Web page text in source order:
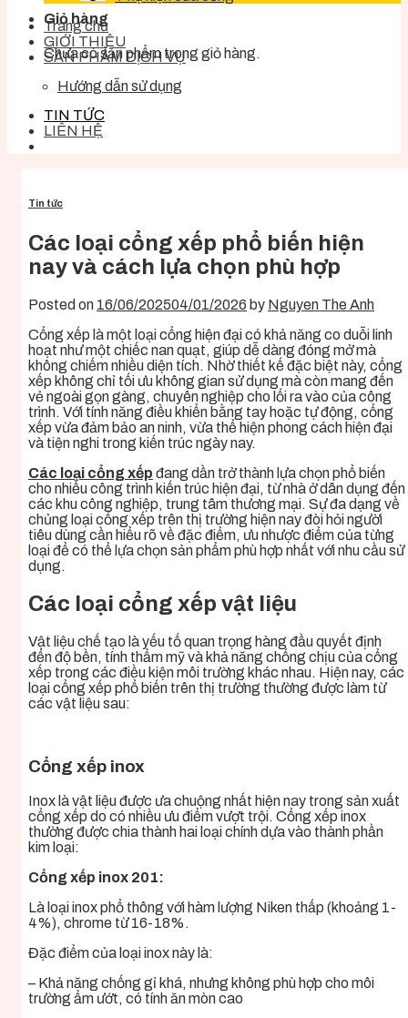
Giỏ hàng
Chưa có sản phẩm trong giỏ hàng.
Trang chủ
GIỚI THIỆU
SẢN PHẨM DỊCH VỤ
Hướng dẫn sử dụng
TIN TỨC
LIÊN HỆ
Tin tức
Các loại cổng xếp phổ biến hiện
nay và cách lựa chọn phù hợp
Posted on 16/06/202504/01/2026 by Nguyen The Anh
Cổng xếp là một loại cổng hiện đại có khả năng co duỗi linh
hoạt như một chiếc nan quạt, giúp dễ dàng đóng mở mà
không chiếm nhiều diện tích. Nhờ thiết kế đặc biệt này, cổng
xếp không chỉ tối ưu không gian sử dụng mà còn mang đến
vẻ ngoài gọn gàng, chuyên nghiệp cho lối ra vào của công
trình. Với tính năng điều khiển bằng tay hoặc tự động, cổng
xếp vừa đảm bảo an ninh, vừa thể hiện phong cách hiện đại
và tiện nghi trong kiến trúc ngày nay.
Các loại cổng xếp đang dần trở thành lựa chọn phổ biến
cho nhiều công trình kiến trúc hiện đại, từ nhà ở dân dụng đến
các khu công nghiệp, trung tâm thương mại. Sự đa dạng về
chủng loại cổng xếp trên thị trường hiện nay đòi hỏi người
tiêu dùng cần hiểu rõ về đặc điểm, ưu nhược điểm của từng
loại để có thể lựa chọn sản phẩm phù hợp nhất với nhu cầu sử
dụng.
Các loại cổng xếp vật liệu
Vật liệu chế tạo là yếu tố quan trọng hàng đầu quyết định
đến độ bền, tính thẩm mỹ và khả năng chống chịu của cổng
xếp trong các điều kiện môi trường khác nhau. Hiện nay, các
loại cổng xếp phổ biến trên thị trường thường được làm từ
các vật liệu sau:
Cổng xếp inox
Inox là vật liệu được ưa chuộng nhất hiện nay trong sản xuất
cổng xếp do có nhiều ưu điểm vượt trội. Cổng xếp inox
thường được chia thành hai loại chính dựa vào thành phần
kim loại:
Cổng xếp inox 201:
Là loại inox phổ thông với hàm lượng Niken thấp (khoảng 1-
4%), chrome từ 16-18%.
Đặc điểm của loại inox này là:
– Khả năng chống gỉ khá, nhưng không phù hợp cho môi
trường ẩm ướt, có tính ăn mòn cao